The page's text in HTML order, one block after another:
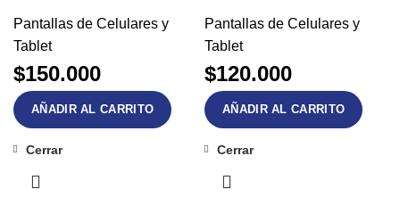
Pantallas de Celulares y
Tablet
$150.000
AÑADIR AL CARRITO
Pantallas de Celulares y
Tablet
$120.000
AÑADIR AL CARRITO
Cerrar Cerrar